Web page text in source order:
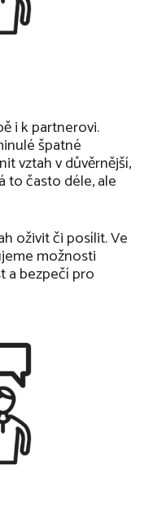
i k partnerovi.
špatné
vztah v důvěrnější,
to často déle, ale
oživit či posílit. Ve
možnosti
a bezpečí pro